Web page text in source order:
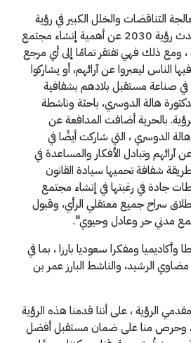
التناقضات والخلل الكبير في رؤية
السلطات 2030 ، إذ تتحدث رؤية 2030 عن أهمية إنشاء مجتمع
ومع ذلك فهي تفتقر تمامًا إلى أي مرجع
الناس ليعبروا عن آرائهم، أو يشاركوا
في صناعة مستقبل بلادهم بشفافية
هالة الدوسري، باحثة وناشطة
بالحرية أضافت المدافعة عن
الدوسري ، التي شاركت أيضًا في
آرائهم وتبادل الأفكار والمساعدة في
شفافة تحميها سيادة القانون
جادة في رغبتها في إنشاء مجتمع
سراح جميع معتقلي الرأي، وقبول
مدني حر وعادل وحيوي".
الوثيقة 19 ناشطا وأكاديميا ومفكرا سعوديا بارزا ، بما في
الرشيد، والناشط البارز عمر بن
الرؤية ، على أننا قدمنا هذه الرؤية
، وحرص منا على ضمان مستقبل أفضل